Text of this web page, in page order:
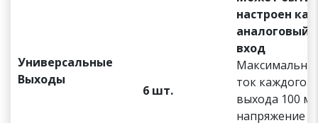
Универсальные
Выходы
6 шт.
настроен как
аналоговый
вход
ток каждого
выхода 100
напряжение